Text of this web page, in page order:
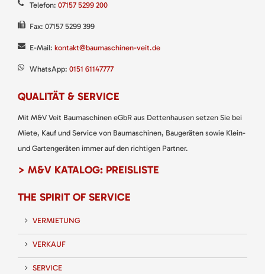
Telefon: 07157 5299 200
Fax: 07157 5299 399
E-Mail: kontakt@baumaschinen-veit.de
WhatsApp: 0151 61147777
QUALITÄT & SERVICE
Mit M&V Veit Baumaschinen eGbR aus Dettenhausen setzen Sie bei
Miete, Kauf und Service von Baumaschinen, Baugeräten sowie Klein-
und Gartengeräten immer auf den richtigen Partner.
> M&V KATALOG: PREISLISTE
THE SPIRIT OF SERVICE
VERMIETUNG
VERKAUF
SERVICE